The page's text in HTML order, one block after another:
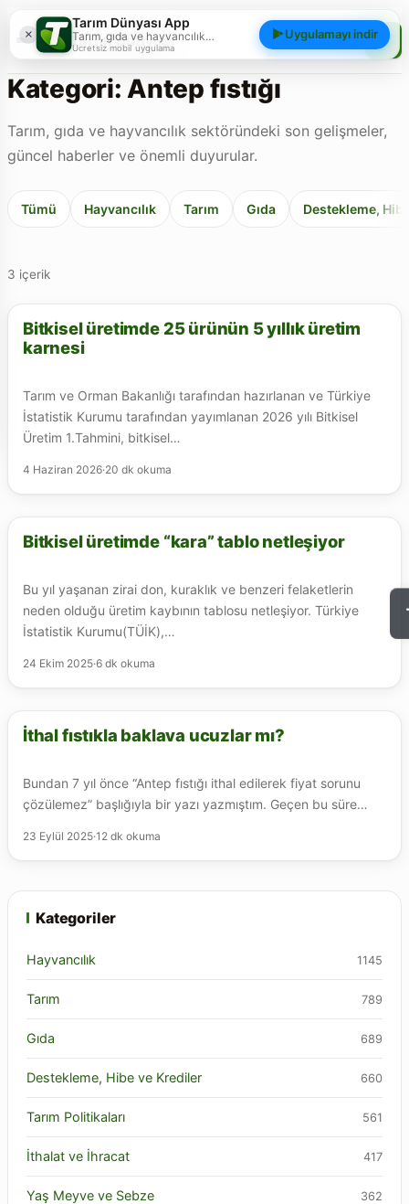
Tarım Dünyası
Kategori: Antep fıstığı
Tarım, gıda ve hayvancılık sektöründeki son gelişmeler,
güncel haberler ve önemli duyurular.
Tümü Hayvancılık Tarım Gıda Destekleme,
Kategoriler
Hayvancılık 1145
Tarım 789
Gıda 689
Destekleme, Hibe ve Krediler 660
Tarım Politikaları 561
İthalat ve İhracat 417
Yaş Meyve ve Sebze 362
3 içerik
ANTEP FISTIĞI
Bitkisel üretimde 25 ürünün 5 yıllık üretim
karnesi
Tarım ve Orman Bakanlığı tarafından hazırlanan ve Türkiye
İstatistik Kurumu tarafından yayımlanan 2026 yılı Bitkisel
Üretim 1.Tahmini, bitkisel…
4 Haziran 2026·20 dk okuma
ANTEP FISTIĞI
Bitkisel üretimde “kara” tablo netleşiyor
Bu yıl yaşanan zirai don, kuraklık ve benzeri felaketlerin
neden olduğu üretim kaybının tablosu netleşiyor. Türkiye
İstatistik Kurumu(TÜİK),…
24 Ekim 2025·6 dk okuma
ANTEP FISTIĞI
İthal fıstıkla baklava ucuzlar mı?
Bundan 7 yıl önce “Antep fıstığı ithal edilerek fiyat sorunu
çözülemez” başlığıyla bir yazı yazmıştım. Geçen bu süre…
23 Eylül 2025·12 dk okuma
×
Tarım Dünyası App
Tarım, gıda ve hayvancılık
gündemini; haberler, yazılar, videolar
ve piyasa verileriyle cebinizden
takip edin.
Ücretsiz mobil uygulama
Uygulamayı indir